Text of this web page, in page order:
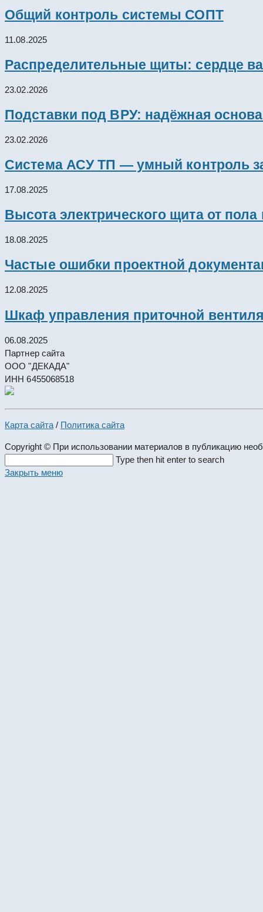
Общий контроль системы СОПТ
11.08.2025
Распределительные щиты: сердце
23.02.2026
Подставки под ВРУ: надёжная
23.02.2026
Система АСУ ТП — умный контроль
17.08.2025
Высота электрического щита от
18.08.2025
Частые ошибки проектной
12.08.2025
Шкаф управления приточной
06.08.2025
Партнер сайта
ООО "ДЕКАДА"
ИНН 6455068518
Карта сайта / Политика сайта
Copyright © При использовании материалов в публикацию
this
Type then hit enter to search
Закрыть меню